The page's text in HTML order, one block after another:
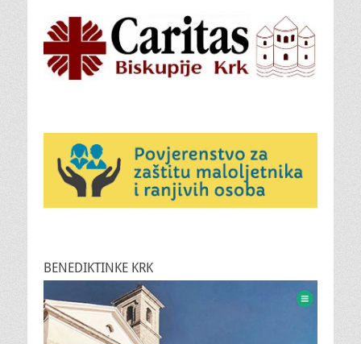
BENEDIKTINKE KRK